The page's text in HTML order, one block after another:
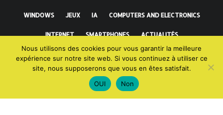
WINDOWS JEUX IA COMPUTERS AND ELECTRONICS
INTERNET SMARTPHONES ACTUALITÉS
FAITS INCROYABLES
Nous utilisons des cookies pour vous garantir la meilleure
expérience sur notre site web. Si vous continuez à utiliser ce
site, nous supposerons que vous en êtes satisfait.
OUI
Non